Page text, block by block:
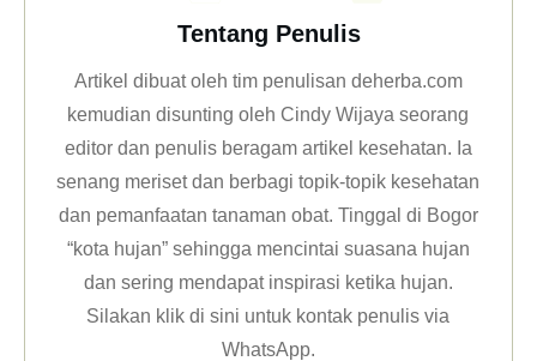
Tentang Penulis
Artikel dibuat oleh tim penulisan deherba.com
kemudian disunting oleh Cindy Wijaya seorang
editor dan penulis beragam artikel kesehatan. Ia
senang meriset dan berbagi topik-topik kesehatan
dan pemanfaatan tanaman obat. Tinggal di Bogor
“kota hujan” sehingga mencintai suasana hujan
dan sering mendapat inspirasi ketika hujan.
Silakan klikdi sini untuk kontak penulis via
WhatsApp.